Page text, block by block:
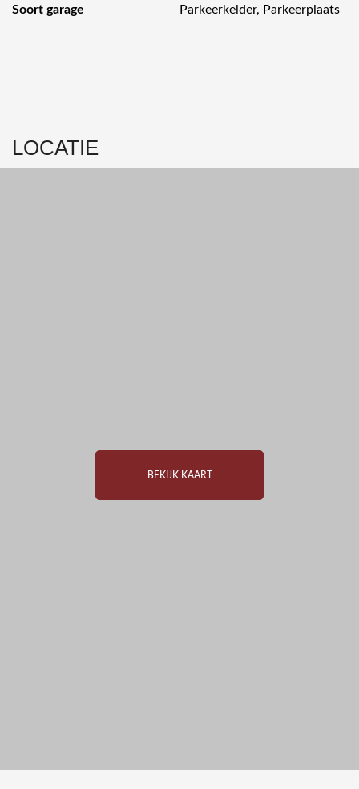
Soort garage Parkeerkelder, Parkeerplaats
LOCATIE
BEKIJK KAART